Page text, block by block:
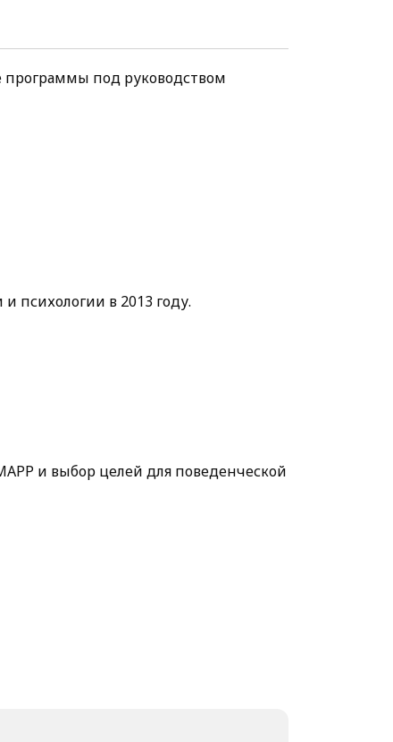
программы под руководством
психологии в 2013 году.
и выбор целей для поведенческой